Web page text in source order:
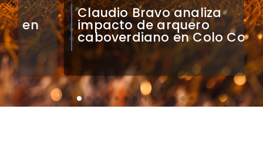
Claudio Bravo analiza
impacto de arquero
caboverdiano en Colo Colo